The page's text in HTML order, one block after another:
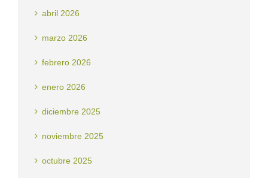
abril 2026
marzo 2026
febrero 2026
enero 2026
diciembre 2025
noviembre 2025
octubre 2025